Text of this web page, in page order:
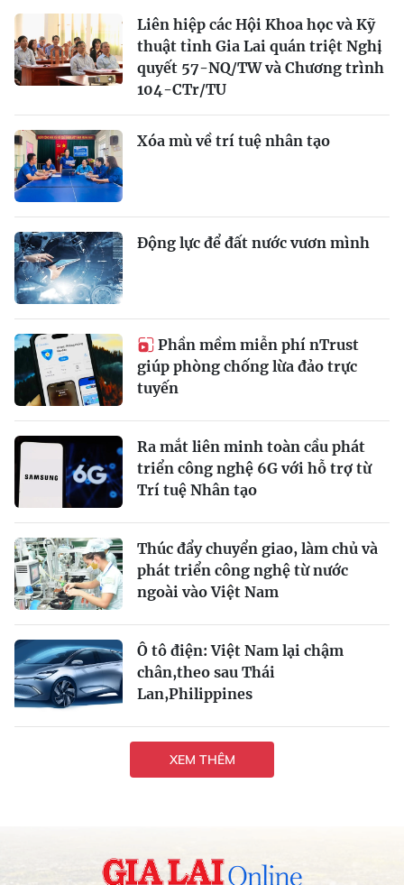
Liên hiệp các Hội Khoa học và Kỹ
thuật tỉnh Gia Lai quán triệt Nghị
quyết 57-NQ/TW và Chương trình
104-CTr/TU
Xóa mù về trí tuệ nhân tạo
Động lực để đất nước vươn mình
Phần mềm miễn phí nTrust
giúp phòng chống lừa đảo trực
tuyến
Ra mắt liên minh toàn cầu phát
triển công nghệ 6G với hỗ trợ từ
Trí tuệ Nhân tạo
Thúc đẩy chuyển giao, làm chủ và
phát triển công nghệ từ nước
ngoài vào Việt Nam
Ô tô điện: Việt Nam lại chậm
chân,theo sau Thái
Lan,Philippines
XEM THÊM